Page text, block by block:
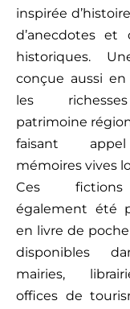
inspirée
d’anecdotes et
historiques.
conçue aussi
les
patrimoine
faisant
mémoires vives
Ces
également été
en livre de
disponibles
mairies,
offices de